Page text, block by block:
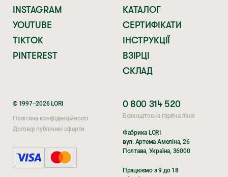
© 1997–2026 LORI
Політика конфіденційності
Договір публічної оферти
INSTAGRAM
YOUTUBE
TIKTOK
PINTEREST
КАТАЛОГ
СЕРТИФІКАТИ
ІНСТРУКЦІЇ
ВЗІРЦІ
СКЛАД
0 800 314 520
Безкоштовна гаряча лінія
Фабрика LORI
вул. Артема Амеліна, 26
Полтава, Україна, 36000
Працюємо з 9 до 18
Поки ви очікуєте,
Поки ви очікуєте,